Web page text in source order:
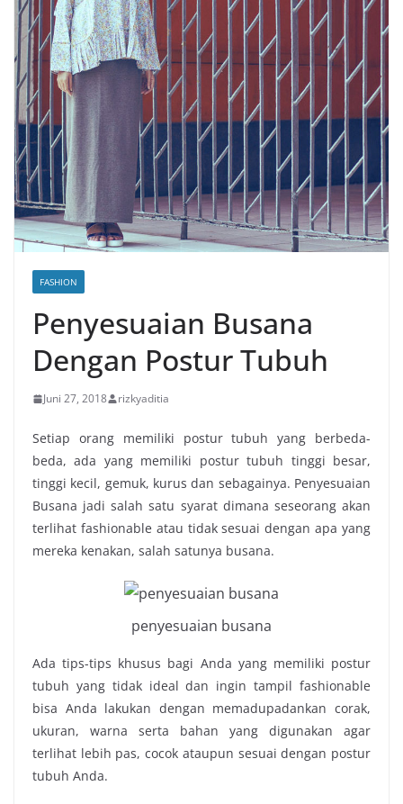
FASHION
Penyesuaian Busana
Dengan Postur Tubuh
Juni 27, 2018 rizkyaditia
Setiap orang memiliki postur tubuh yang berbeda-
beda, ada yang memiliki postur tubuh tinggi besar,
tinggi kecil, gemuk, kurus dan sebagainya. Penyesuaian
Busana jadi salah satu syarat dimana seseorang akan
terlihat fashionable atau tidak sesuai dengan apa yang
mereka kenakan, salah satunya busana.
penyesuaian busana
Ada tips-tips khusus bagi Anda yang memiliki postur
tubuh yang tidak ideal dan ingin tampil fashionable
bisa Anda lakukan dengan memadupadankan corak,
ukuran, warna serta bahan yang digunakan agar
terlihat lebih pas, cocok ataupun sesuai dengan postur
tubuh Anda.